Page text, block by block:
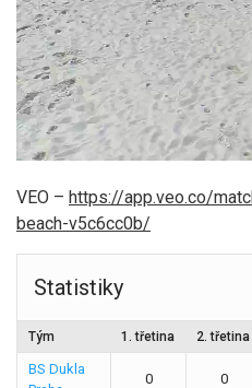
VEO – https://app.veo.co/
beach-v5c6cc0b/
Statistiky
Tým 1. třetina 2. třetina
BS Dukla
0 0